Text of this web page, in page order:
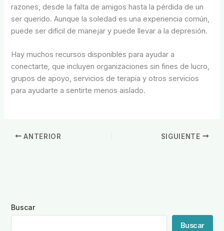
razones, desde la falta de amigos hasta la pérdida de un
ser querido. Aunque la soledad es una experiencia común,
puede ser difícil de manejar y puede llevar a la depresión.
Hay muchos recursos disponibles para ayudar a
conectarte, que incluyen organizaciones sin fines de lucro,
grupos de apoyo, servicios de terapia y otros servicios
para ayudarte a sentirte menos aislado.
ANTERIOR SIGUIENTE
Buscar
Buscar